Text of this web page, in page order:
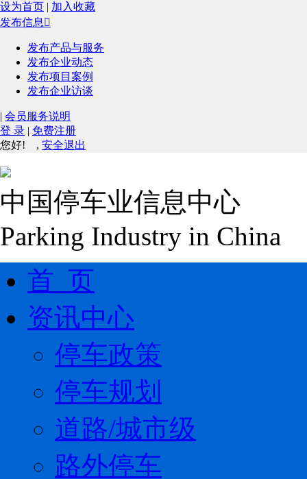
设为首页 | 加入收藏
发布信息 
发布产品与服务
发布企业动态
发布项目案例
发布企业访谈
| 会员服务说明
登 录 | 免费注册
您好!
, 安全退出
中国停车业信息中心
Parking Industry in China
首 页
资讯中心
停车政策
停车规划
道路/城市级
路外停车